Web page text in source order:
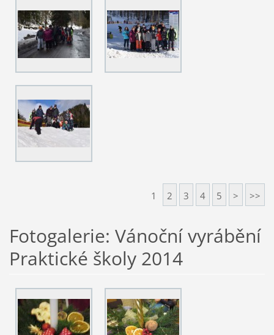
1 2 3 4 5 > >>
Fotogalerie: Vánoční vyrábění
Praktické školy 2014